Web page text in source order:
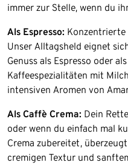
immer zur Stelle, wenn du
Als Espresso: Konzentrierte
Unser Alltagsheld eignet
Genuss als Espresso oder
Kaffeespezialitäten mit
intensiven Aromen von
Als Caffè Crema: Dein
oder wenn du einfach mal
Crema zubereitet,
cremigen Textur und